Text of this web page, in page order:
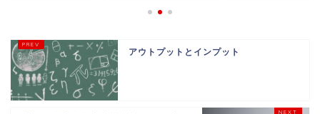
アウトプットとインプット